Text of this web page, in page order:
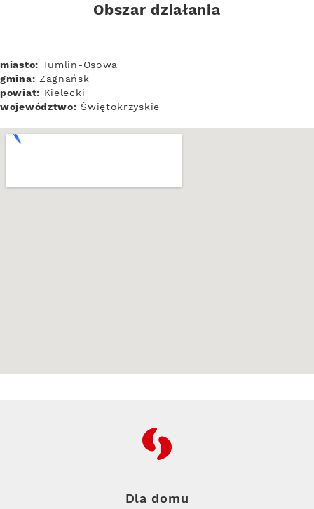
Obszar działania
miasto: Tumlin-Osowa
gmina: Zagnańsk
powiat: Kielecki
województwo: Świętokrzyskie
RFC
Dla domu